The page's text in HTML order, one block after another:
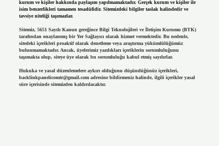
kurum ve kişiler hakkında paylaşım yapılmamaktadır. Gerçek kurum ve kişiler ile
isim benzerlikleri tamamen tesadüfidir. Sitemizdeki bilgiler taslak halindedir ve
tavsiye niteliği taşımazlar.
Sitemiz, 5651 Sayılı Kanun gereğince Bilgi Teknolojileri ve İletişim Kurumu (BTK)
tarafından onaylanmış bir Yer Sağlayıcı olarak hizmet vermektedir. Bu nedenle,
sitedeki içerikleri proaktif olarak denetleme veya araştırma yükümlülüğümüz
bulunmamaktadır. Ancak, üyelerimiz yazdıkları içeriklerin sorumluluğunu
taşımakta olup, siteye üye olarak bu sorumluluğu kabul etmiş sayılırlar.
Hukuka ve yasal düzenlemelere aykırı olduğunu düşündüğünüz içerikleri,
backlinkpanelicomtr@gmail.comadresine bildirmeniz halinde, ilgili içerikler yasal
süre içerisinde sitemizden kaldırılacaktır.